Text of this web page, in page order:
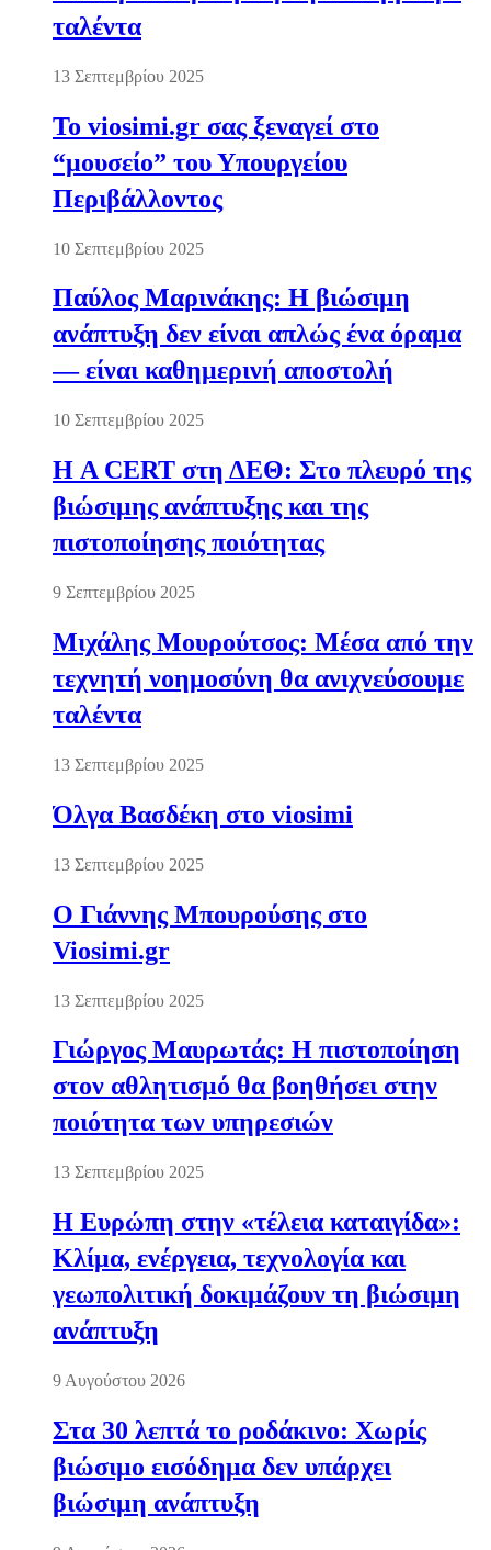
ταλέντα
13 Σεπτεμβρίου 2025
Το viosimi.gr σας ξεναγεί στο
“μουσείο” του Υπουργείου
Περιβάλλοντος
10 Σεπτεμβρίου 2025
Παύλος Μαρινάκης: Η βιώσιμη
ανάπτυξη δεν είναι απλώς ένα όραμα
— είναι καθημερινή αποστολή
10 Σεπτεμβρίου 2025
Η A CERT στη ΔΕΘ: Στο πλευρό της
βιώσιμης ανάπτυξης και της
πιστοποίησης ποιότητας
9 Σεπτεμβρίου 2025
Μιχάλης Μουρούτσος: Μέσα από την
τεχνητή νοημοσύνη θα ανιχνεύσουμε
ταλέντα
13 Σεπτεμβρίου 2025
Όλγα Βασδέκη στο viosimi
13 Σεπτεμβρίου 2025
Ο Γιάννης Μπουρούσης στο
Viosimi.gr
13 Σεπτεμβρίου 2025
Γιώργος Μαυρωτάς: Η πιστοποίηση
στον αθλητισμό θα βοηθήσει στην
ποιότητα των υπηρεσιών
13 Σεπτεμβρίου 2025
Η Ευρώπη στην «τέλεια καταιγίδα»:
Κλίμα, ενέργεια, τεχνολογία και
γεωπολιτική δοκιμάζουν τη βιώσιμη
ανάπτυξη
9 Αυγούστου 2026
Στα 30 λεπτά το ροδάκινο: Χωρίς
βιώσιμο εισόδημα δεν υπάρχει
βιώσιμη ανάπτυξη